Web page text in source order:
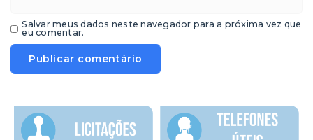
Salvar meus dados neste navegador para a próxima vez que
eu comentar.